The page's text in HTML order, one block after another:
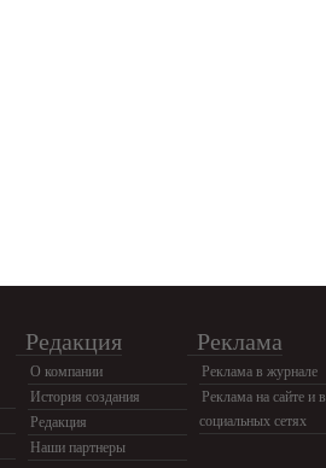
Редакция
О компании
История создания
Редакция
Наши партнеры
Реклама
Реклама в журнале
Реклама на сайте и в
социальных сетях